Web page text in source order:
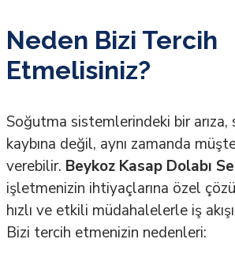
Neden Bizi Tercih
Etmelisiniz?
Soğutma sistemlerindeki bir arıza,
kaybına değil, aynı zamanda
verebilir. Beykoz Kasap Dolabı
işletmenizin ihtiyaçlarına özel
hızlı ve etkili müdahalelerle iş
Bizi tercih etmenizin nedenleri: